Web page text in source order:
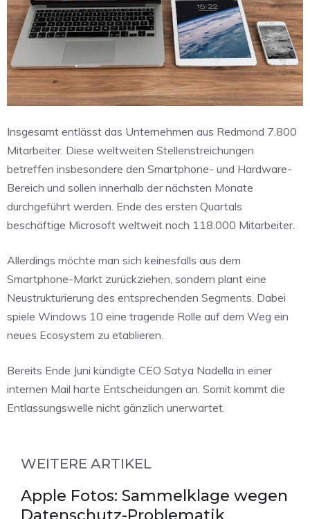
Insgesamt entlässt das Unternehmen aus Redmond 7.800
Mitarbeiter. Diese weltweiten Stellenstreichungen
betreffen insbesondere den Smartphone- und Hardware-
Bereich und sollen innerhalb der nächsten Monate
durchgeführt werden. Ende des ersten Quartals
beschäftige Microsoft weltweit noch 118.000 Mitarbeiter.
Allerdings möchte man sich keinesfalls aus dem
Smartphone-Markt zurückziehen, sondern plant eine
Neustrukturierung des entsprechenden Segments. Dabei
spiele Windows 10 eine tragende Rolle auf dem Weg ein
neues Ecosystem zu etablieren.
Bereits Ende Juni kündigte CEO Satya Nadella in einer
internen Mail harte Entscheidungen an. Somit kommt die
Entlassungswelle nicht gänzlich unerwartet.
WEITERE ARTIKEL
Apple Fotos: Sammelklage wegen